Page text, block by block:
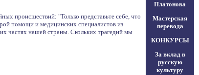
происшествий: "Только представьте себе, что
помощи и медицинских специалистов из
частях нашей страны. Скольких трагедий мы
Платонова
Мастерская
перевода
КОНКУРСЫ
За вклад в
русскую
культуру